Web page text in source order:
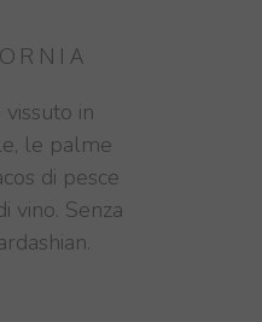
vissuto in
le palme
di pesce
vino. Senza